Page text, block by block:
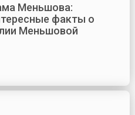
Меньшова:
факты о
Меньшовой